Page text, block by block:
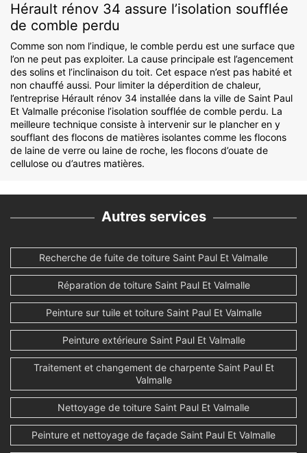
Hérault rénov 34 assure l’isolation soufflée
de comble perdu
Comme son nom l’indique, le comble perdu est une surface que
l’on ne peut pas exploiter. La cause principale est l’agencement
des solins et l’inclinaison du toit. Cet espace n’est pas habité et
non chauffé aussi. Pour limiter la déperdition de chaleur,
l’entreprise Hérault rénov 34 installée dans la ville de Saint Paul
Et Valmalle préconise l’isolation soufflée de comble perdu. La
meilleure technique consiste à intervenir sur le plancher en y
soufflant des flocons de matières isolantes comme les flocons
de laine de verre ou laine de roche, les flocons d’ouate de
cellulose ou d’autres matières.
Autres services
Recherche de fuite de toiture Saint Paul Et Valmalle
Réparation de toiture Saint Paul Et Valmalle
Peinture sur tuile et toiture Saint Paul Et Valmalle
Peinture extérieure Saint Paul Et Valmalle
Traitement et changement de charpente Saint Paul Et
Valmalle
Nettoyage de toiture Saint Paul Et Valmalle
Peinture et nettoyage de façade Saint Paul Et Valmalle